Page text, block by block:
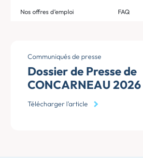
Nos offres d’emploi FAQ
Communiqués de presse
Dossier de Presse de
CONCARNEAU 2026
Télécharger l'article